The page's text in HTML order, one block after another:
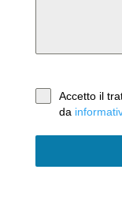
Accetto il
da